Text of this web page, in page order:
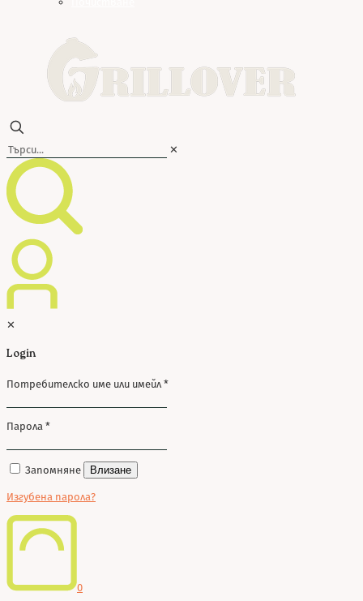
✕
✕
Login
Потребителско име или имейл *
Парола *
Запомняне Влизане
Изгубена парола?
0